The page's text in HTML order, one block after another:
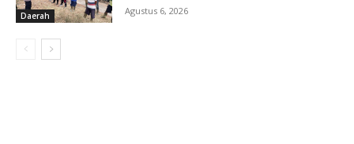
Daerah Agustus 6, 2026